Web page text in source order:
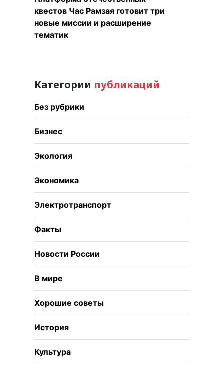
квестов Час Рамзая готовит три
новые миссии и расширение
тематик
Категории публикаций
Без рубрики
Бизнес
Экология
Экономика
Электротранспорт
Факты
Новости России
В мире
Хорошие советы
История
Культура